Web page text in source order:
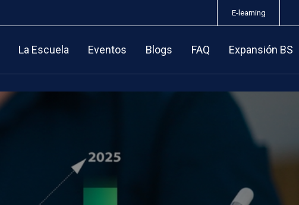
E-learning
La Escuela Eventos Blogs FAQ Expansión BS